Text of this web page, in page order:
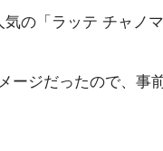
の「ラッテ チャノ
ージだったので、事